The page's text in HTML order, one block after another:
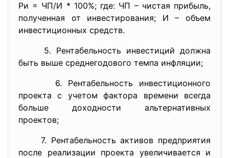
Ри = ЧП/И * 100%; где: ЧП – чистая прибыль,
полученная от инвестирования; И – объем
инвестиционных средств.
5. Рентабельность инвестиций должна
быть выше среднегодового темпа инфляции;
6. Рентабельность инвестиционного
проекта с учетом фактора времени всегда
больше доходности альтернативных
проектов;
7. Рентабельность активов предприятия
после реализации проекта увеличивается и